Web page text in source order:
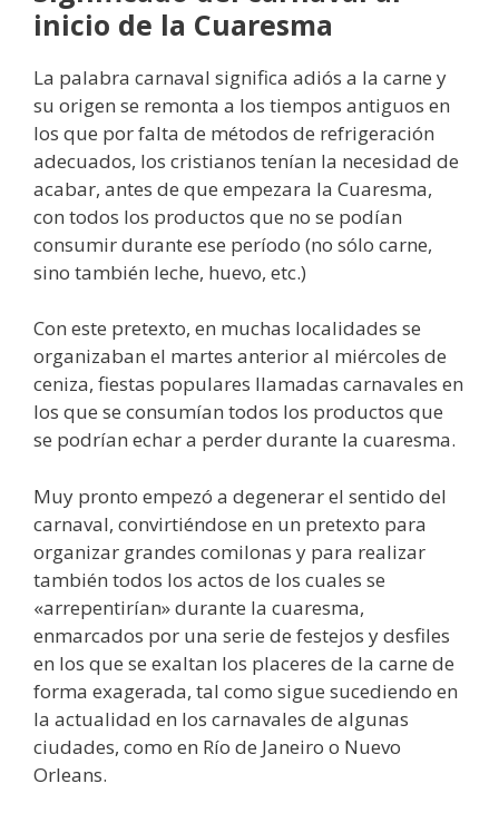
inicio de la Cuaresma
La palabra carnaval significa adiós a la carne y
su origen se remonta a los tiempos antiguos en
los que por falta de métodos de refrigeración
adecuados, los cristianos tenían la necesidad de
acabar, antes de que empezara la Cuaresma,
con todos los productos que no se podían
consumir durante ese período (no sólo carne,
sino también leche, huevo, etc.)
Con este pretexto, en muchas localidades se
organizaban el martes anterior al miércoles de
ceniza, fiestas populares llamadas carnavales en
los que se consumían todos los productos que
se podrían echar a perder durante la cuaresma.
Muy pronto empezó a degenerar el sentido del
carnaval, convirtiéndose en un pretexto para
organizar grandes comilonas y para realizar
también todos los actos de los cuales se
«arrepentirían» durante la cuaresma,
enmarcados por una serie de festejos y desfiles
en los que se exaltan los placeres de la carne de
forma exagerada, tal como sigue sucediendo en
la actualidad en los carnavales de algunas
ciudades, como en Río de Janeiro o Nuevo
Orleans.